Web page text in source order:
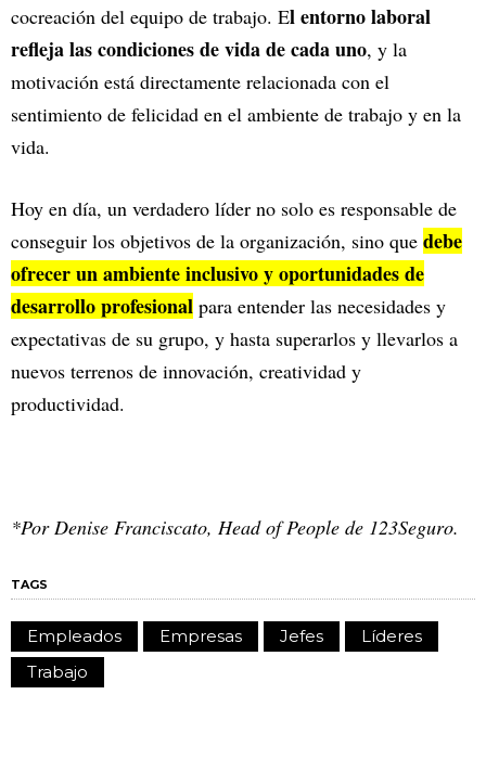
cocreación del equipo de trabajo. El entorno laboral
refleja las condiciones de vida de cada uno, y la
motivación está directamente relacionada con el
sentimiento de felicidad en el ambiente de trabajo y en la
vida.
Hoy en día, un verdadero líder no solo es responsable de
conseguir los objetivos de la organización, sino que debe
ofrecer un ambiente inclusivo y oportunidades de
desarrollo profesional para entender las necesidades y
expectativas de su grupo, y hasta superarlos y llevarlos a
nuevos terrenos de innovación, creatividad y
productividad.
*Por Denise Franciscato, Head of People de 123Seguro.
TAGS
Empleados Empresas Jefes
Líderes
Trabajo